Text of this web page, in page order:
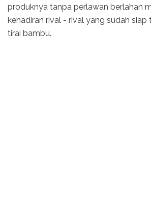
produknya tanpa perlawan berlahan
kehadiran rival - rival yang sudah siap
tirai bambu.